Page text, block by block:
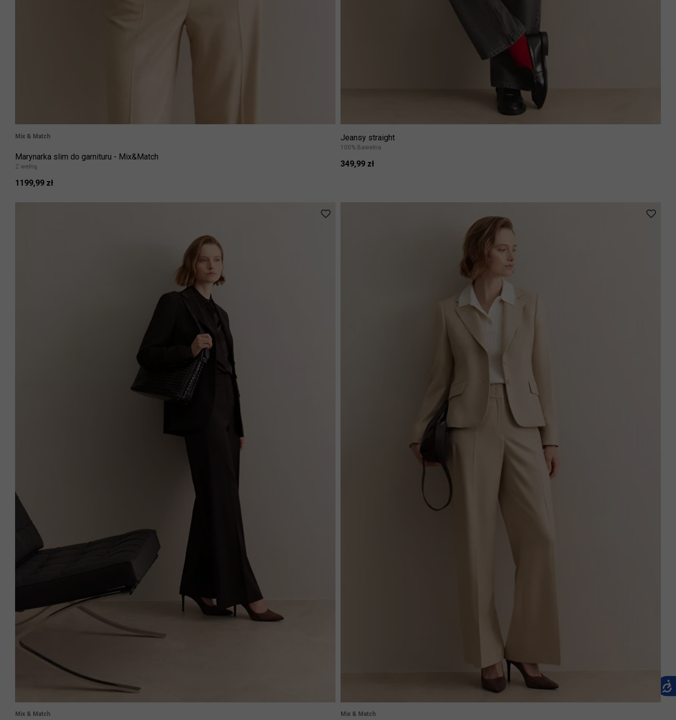
Mix & Match
Marynarka slim do garnituru - Mix&Match
Z wełną
1199,99 zł
Jeansy straight
100% Bawełna
349,99 zł
Mix & Match Mix & Match